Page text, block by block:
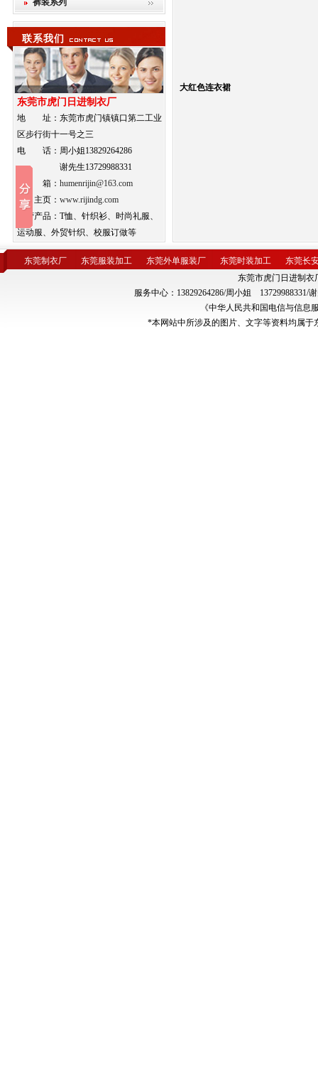
裤装系列
联系我们
东莞市虎门日进制衣厂
地 址：东莞市虎门镇镇口第二工业
区步行街十一号之三
电 话：周小姐13829264286
谢先生13729988331
邮 箱： humenrijin@163.com
公司主页： www.rijindg.com
主营产品：T恤、针织衫、时尚礼服、
运动服、外贸针织、校服订做等
大红色连衣裙
东莞制衣厂 东莞服装加工 东莞外单服装厂 东莞时装加工
东莞长
东莞市虎门日进制衣
服务中心：13829264286/周小姐 13729988331/
《中华人民共和国电信与信息
*本网站中所涉及的图片、文字等资料均属